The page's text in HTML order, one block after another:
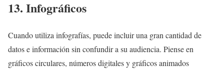
13. Infográficos
Cuando utiliza infografías, puede incluir una gran cantidad de
datos e información sin confundir a su audiencia. Piense en
gráficos circulares, números digitales y gráficos animados